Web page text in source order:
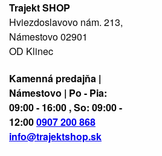
Trajekt SHOP
Hviezdoslavovo nám. 213,
Námestovo 02901
OD Klinec
Kamenná predajňa |
Námestovo | Po - Pia:
09:00 - 16:00 , So: 09:00 -
12:000907 200 868
info@trajektshop.sk